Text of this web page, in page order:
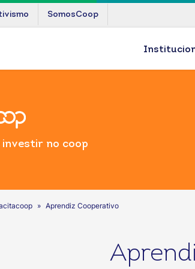
SomosCoop
no coop
Aprendiz Cooperativo